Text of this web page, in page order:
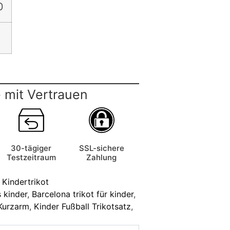
mit Vertrauen
30-tägiger
Testzeitraum
SSL-sichere
Zahlung
Kindertrikot
kinder, Barcelona trikot für kinder,
, Kinder Fußball Trikotsatz,